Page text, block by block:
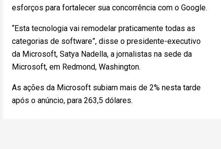
esforços para fortalecer sua concorrência com o Google.
“Esta tecnologia vai remodelar praticamente todas as
categorias de software”, disse o presidente-executivo
da Microsoft, Satya Nadella, a jornalistas na sede da
Microsoft, em Redmond, Washington.
As ações da Microsoft subiam mais de 2% nesta tarde
após o anúncio, para 263,5 dólares.